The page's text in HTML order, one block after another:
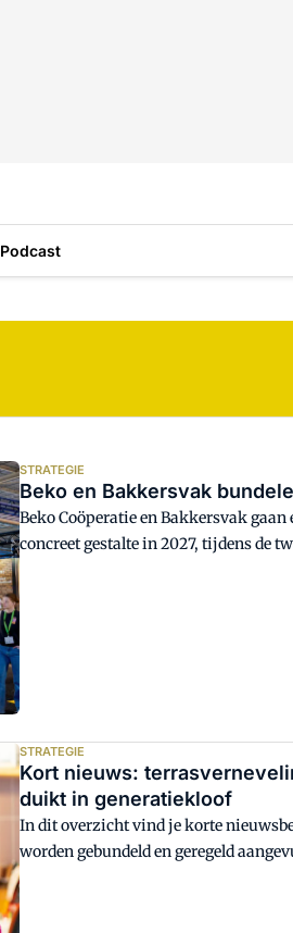
Podcast
STRATEGIE
Beko en Bakkersvak
Beko Coöperatie en Bakkersvak
concreet gestalte in 2027, tijdens de
STRATEGIE
Kort nieuws:
duikt in generatiekloof
In dit overzicht vind je korte
worden gebundeld en geregeld